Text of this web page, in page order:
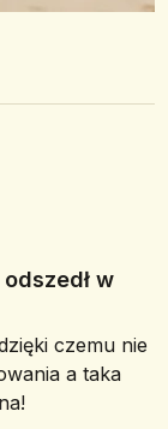
w
czemu nie
a taka